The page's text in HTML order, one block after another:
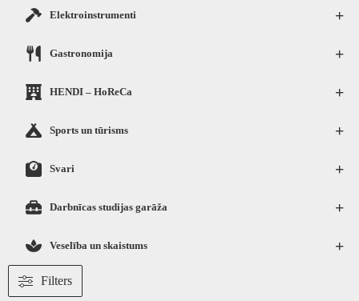
+
Elektroinstrumenti
+
Gastronomija
+
HENDI – HoReCa
+
Sports un tūrisms
+
Svari
+
Darbnīcas studijas garāža
+
Veselība un skaistums
Filters